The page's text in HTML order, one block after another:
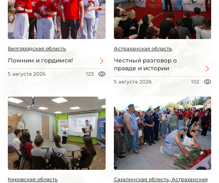
Белгородская область
Помним и гордимся!
5 августа 2026 123
Астраханская область
Честный разговор о
правде и истории
5 августа 2026 102
Кировская область
Сахалинская область, Астраханская